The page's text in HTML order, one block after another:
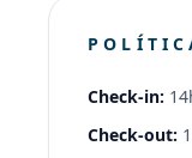
Check-in:
Check-out: